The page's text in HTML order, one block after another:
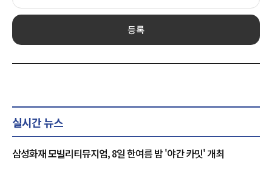
등록
실시간 뉴스
삼성화재 모빌리티뮤지엄, 8일 한여름 밤 '야간 카밋' 개최